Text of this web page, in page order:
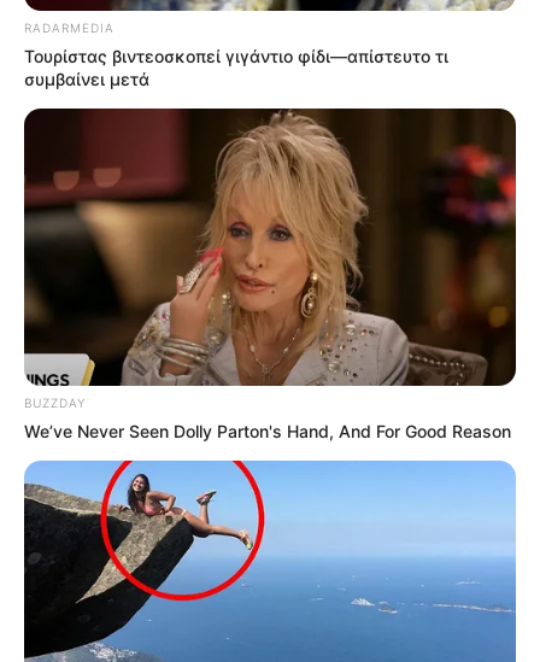
RADARMEDIA
Τουρίστας βιντεοσκοπεί γιγάντιο φίδι—απίστευτο τι
συμβαίνει μετά
BUZZDAY
We’ve Never Seen Dolly Parton's Hand, And For Good Reason